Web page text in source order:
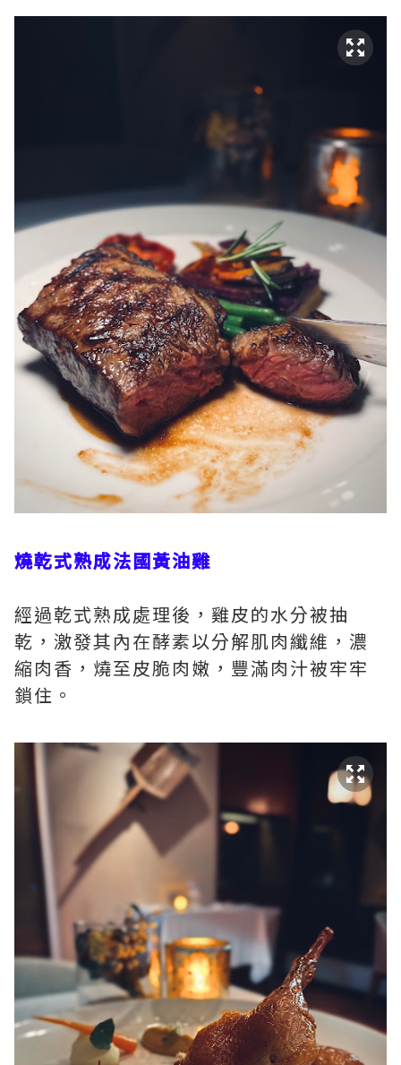
燒乾式熟成法國黃油雞
經過乾式熟成處理後，雞皮的水分被抽
乾，激發其內在酵素以分解肌肉纖維，濃
縮肉香，燒至皮脆肉嫩，豐滿肉汁被牢牢
鎖住。